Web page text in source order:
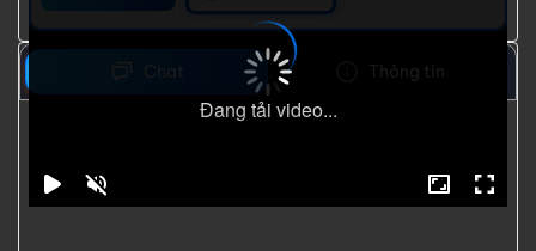
Đang tải video...
Chat Thông tin